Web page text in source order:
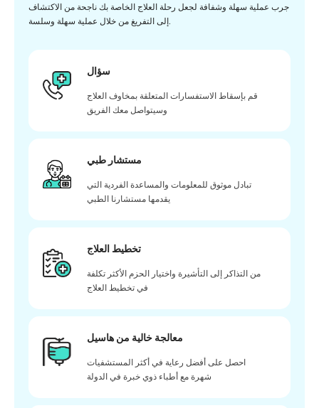
جرب عملية سهلة وشفافة لجعل رحلة العلاج الخاصة بك ناجحة من الاكتشاف
إلى التفريغ من خلال عملية سهلة وسلسة.
سؤال
قم بإسقاط الاستفسارات المتعلقة بمخاوف العلاج
وسيتواصل معك الفريق
مستشار طبي
تبادل موثوق للمعلومات والمساعدة الفردية التي
يقدمها مستشارنا الطبي
تخطيط العلاج
من التذاكر إلى التأشيرة واختيار الحزم الأكثر تكلفة
في تخطيط العلاج
معالجة خالية من هاسيل
احصل على أفضل رعاية في أكثر المستشفيات
شهرة مع أطباء ذوي خبرة في الدولة